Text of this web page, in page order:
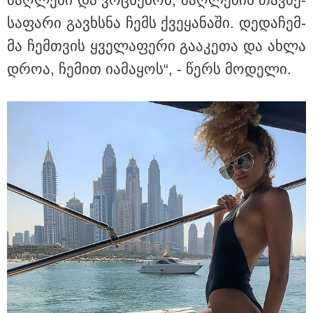
13:27 / 07-08-2026
"სტუმართმოყვარე ხალხი ვართ - რუსს, ყაზახს,
უკრაინელს, შვეიცარიელს, იტალიელს, ამერიკელს,
შეუძლია ჩამოვიდეს, დახარჯოს ფული... არავინ
შეზღუდული არაა" - კალაძე
სა­ფა­რი გავ­ხსნა ჩემს ქვე­ყა­ნა­ში. დე­და­ჩემ­
მა ჩემ­თვის ყვე­ლა­ფე­რი გა­ა­კე­თა და ახლა
დროა, ჩე­მით ია­მა­ყოს“, - წერს მო­დე­ლი.